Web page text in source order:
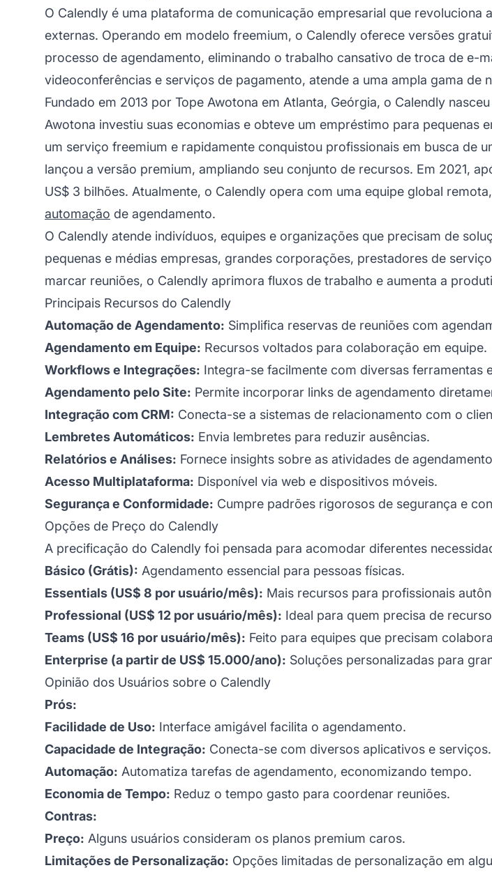
O Calendly é uma plataforma de comunicação empresarial que
externas. Operando em modelo freemium, o Calendly oferece versões
processo de agendamento, eliminando o trabalho cansativo de troca de e-
videoconferências e serviços de pagamento, atende a uma ampla gama de
Fundado em 2013 por Tope Awotona em Atlanta, Geórgia, o Calendly
Awotona investiu suas economias e obteve um empréstimo para
um serviço freemium e rapidamente conquistou profissionais em busca de
lançou a versão premium, ampliando seu conjunto de recursos. Em 2021,
US$ 3 bilhões. Atualmente, o Calendly opera com uma equipe global
automação de agendamento.
O Calendly atende indivíduos, equipes e organizações que precisam de
pequenas e médias empresas, grandes corporações, prestadores de
marcar reuniões, o Calendly aprimora fluxos de trabalho e aumenta a
Principais Recursos do Calendly
Automação de Agendamento: Simplifica reservas de reuniões com
Agendamento em Equipe: Recursos voltados para colaboração em equipe.
Workflows e Integrações: Integra-se facilmente com diversas ferramentas
Agendamento pelo Site: Permite incorporar links de agendamento
Integração com CRM: Conecta-se a sistemas de relacionamento com o
Lembretes Automáticos: Envia lembretes para reduzir ausências.
Relatórios e Análises: Fornece insights sobre as atividades de
Acesso Multiplataforma: Disponível via web e dispositivos móveis.
Segurança e Conformidade: Cumpre padrões rigorosos de segurança e
Opções de Preço do Calendly
A precificação do Calendly foi pensada para acomodar diferentes
Básico (Grátis): Agendamento essencial para pessoas físicas.
Essentials (US$ 8 por usuário/mês): Mais recursos para profissionais
Professional (US$ 12 por usuário/mês): Ideal para quem precisa de
Teams (US$ 16 por usuário/mês): Feito para equipes que precisam
Enterprise (a partir de US$ 15.000/ano): Soluções personalizadas para
Opinião dos Usuários sobre o Calendly
Prós:
Facilidade de Uso: Interface amigável facilita o agendamento.
Capacidade de Integração: Conecta-se com diversos aplicativos e serviços.
Automação: Automatiza tarefas de agendamento, economizando tempo.
Economia de Tempo: Reduz o tempo gasto para coordenar reuniões.
Contras:
Preço: Alguns usuários consideram os planos premium caros.
Limitações de Personalização: Opções limitadas de personalização em